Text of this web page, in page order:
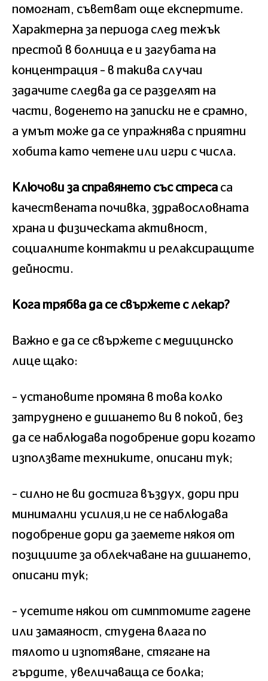
помогнат, съветват още експертите.
Характерна за периода след тежък
престой в болница е и загубата на
концентрация – в такива случаи
задачите следва да се разделят на
части, воденето на записки не е срамно,
а умът може да се упражнява с приятни
хобита като четене или игри с числа.
Ключови за справянето със стреса са
качествената почивка, здравословната
храна и физическата активност,
социалните контакти и релаксиращите
дейности.
Кога трябва да се свържете с лекар?
Важно е да се свържете с медицинско
лице щако:
– установите промяна в това колко
затруднено е дишането ви в покой, без
да се наблюдава подобрение дори когато
използвате техниките, описани тук;
– силно не ви достига въздух, дори при
минимални усилия,и не се наблюдава
подобрение дори да заемете някоя от
позициите за облекчаване на дишането,
описани тук;
– усетите някои от симптомите гадене
или замаяност, студена влага по
тялото и изпотяване, стягане на
гърдите, увеличаваща се болка;